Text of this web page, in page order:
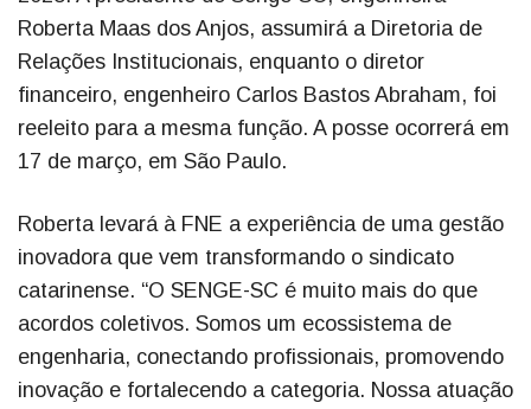
Roberta Maas dos Anjos, assumirá a Diretoria de
Relações Institucionais, enquanto o diretor
financeiro, engenheiro Carlos Bastos Abraham, foi
reeleito para a mesma função. A posse ocorrerá em
17 de março, em São Paulo.
Roberta levará à FNE a experiência de uma gestão
inovadora que vem transformando o sindicato
catarinense. “O SENGE-SC é muito mais do que
acordos coletivos. Somos um ecossistema de
engenharia, conectando profissionais, promovendo
inovação e fortalecendo a categoria. Nossa atuação